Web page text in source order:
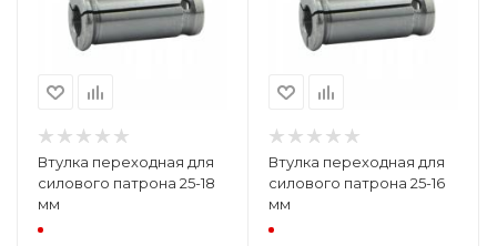
Втулка переходная для
силового патрона 25-18
мм
Втулка переходная для
силового патрона 25-16
мм